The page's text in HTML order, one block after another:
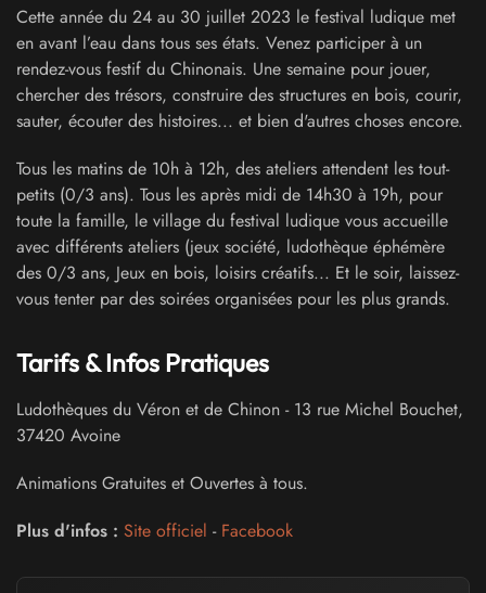
Cette année du 24 au 30 juillet 2023 le festival ludique met
en avant l’eau dans tous ses états. Venez participer à un
rendez-vous festif du Chinonais. Une semaine pour jouer,
chercher des trésors, construire des structures en bois, courir,
sauter, écouter des histoires... et bien d'autres choses encore.
Tous les matins de 10h à 12h, des ateliers attendent les tout-
petits (0/3 ans). Tous les après midi de 14h30 à 19h, pour
toute la famille, le village du festival ludique vous accueille
avec différents ateliers (jeux société, ludothèque éphémère
des 0/3 ans, Jeux en bois, loisirs créatifs... Et le soir, laissez-
vous tenter par des soirées organisées pour les plus grands.
Tarifs & Infos Pratiques
Ludothèques du Véron et de Chinon - 13 rue Michel Bouchet,
37420 Avoine
Animations Gratuites et Ouvertes à tous.
Plus d'infos : Site officiel - Facebook